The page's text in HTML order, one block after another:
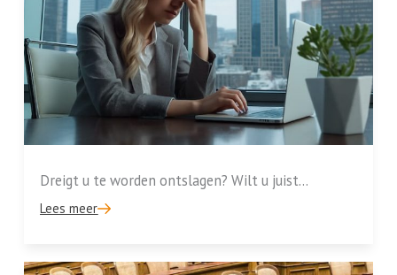
Dreigt u te worden ontslagen? Wilt u juist...
Lees meer